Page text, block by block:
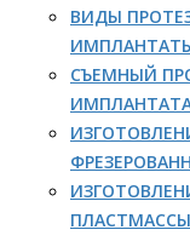
ВИДЫ
СЪЕМНЫЙ
ПЛАСТМАССЫ